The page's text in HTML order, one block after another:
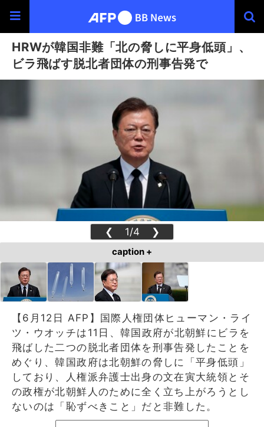
HRWが韓国非難「北の脅しに平身低頭」、
ビラ飛ばす脱北者団体の刑事告発で
❮ 1/4 ❯
caption +
【6月12日 AFP】国際人権団体ヒューマン・ライ
ツ・ウオッチは11日、韓国政府が北朝鮮にビラを
飛ばした二つの脱北者団体を刑事告発したことを
めぐり、韓国政府は北朝鮮の脅しに「平身低頭」
しており、人権派弁護士出身の文在寅大統領とそ
の政権が北朝鮮人のために全く立ち上がろうとし
ないのは「恥ずべきこと」だと非難した。